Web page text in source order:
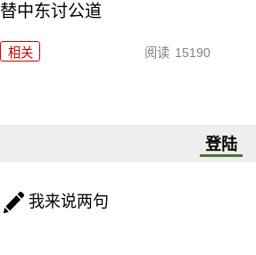
替中东讨公道
相关 阅读 15190
登陆
我来说两句